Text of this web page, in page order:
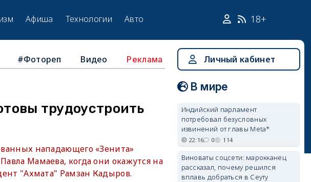
Афиша Технологии Авто 18+
#Фотореп Видео Реклама
трудоустроить
нападающего «Зенита»
Мамаева, когда они окажутся на
"Ахмата" Рамзан Кадыров.
Личный кабинет
В мире
Индийский парламент
потребовал безусловных
извинений от главы Meta*
22:16 0 114
Виноваты соцсети: марокканец
рассказал, почему решился
вплавь добраться в Сеуту